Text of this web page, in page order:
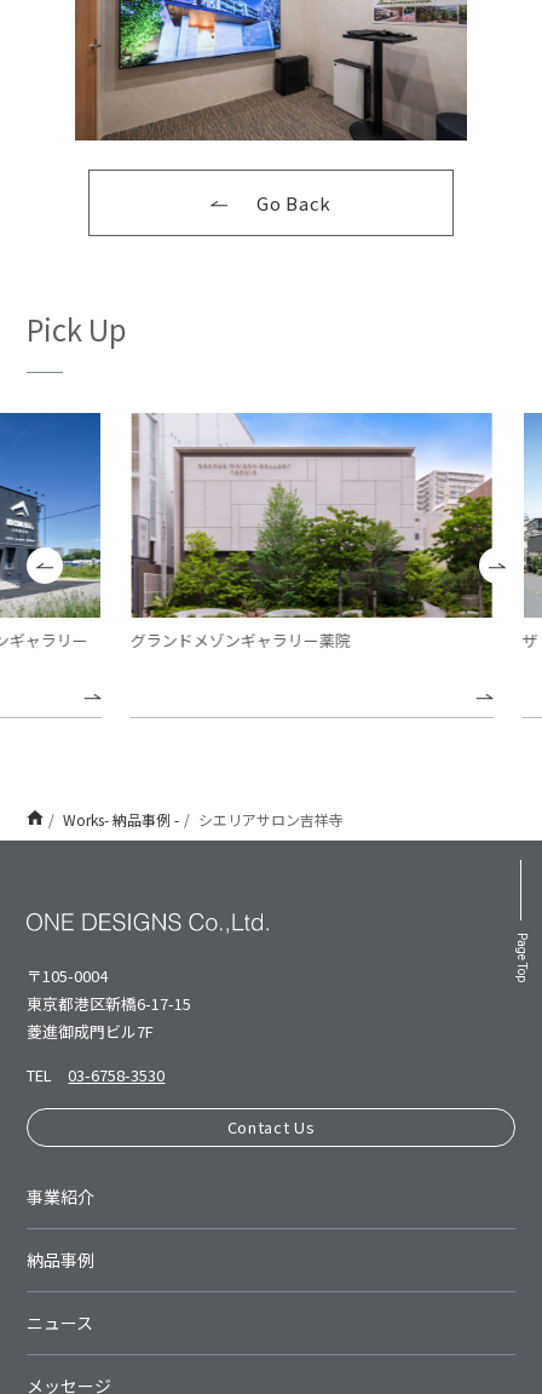
Go Back
Pick Up
ャラリー グランドメゾンギャラリー薬院 ザ
Works- 納品事例 - シエリアサロン吉祥寺
Page Top
〒105-0004
東京都港区新橋6-17-15
菱進御成⾨ビル7F
TEL
03-6758-3530
Contact Us
事業紹介
納品事例
ニュース
メッセージ